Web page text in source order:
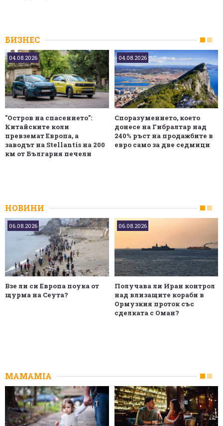
БИЗНЕС
04.08.2026
"Остров на спасението":
Китайските коли
превземат Европа, а
заводът на Stellantis на 200
км от България печели
04.08.2026
Споразумението, което
донесе на Гибралтар над
240% ръст на продажбите в
евро само за две седмици
НОВИНИ
06.08.2026
Взе ли си Европа поука от
щурма на Сеута?
06.08.2026
Получава ли Иран контрол
над влизащите кораби в
Ормузкия проток със
сделката с Оман?
MAMAMIA